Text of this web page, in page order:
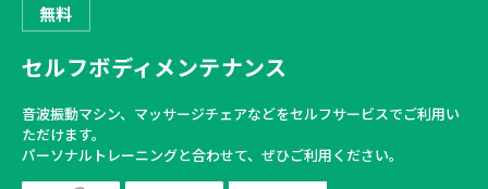
無料
セルフボディメンテナンス
音波振動マシン、マッサージチェアなどをセルフサービスでご利用い
ただけます。
パーソナルトレーニングと合わせて、ぜひご利用ください。